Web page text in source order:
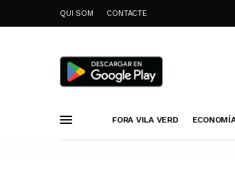
QUI SOM CONTACTE
FORA VILA VERD